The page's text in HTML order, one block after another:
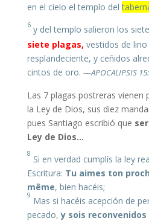
en el cielo el templo del
6y del templo salieron los
siete plagas, vestidos de
resplandeciente, y ceñidos
cintos de oro. —APOCALIPSIS
Las 7 plagas postreras vienen
la Ley de Dios, sus diez
pues Santiago escribió que
Ley de Dios…
8
Si en verdad cumplís la ley
Escritura: Tu aimes ton
même, bien hacéis;
9
Mas si hacéis acepción de
pecado,y sois reconvenidos